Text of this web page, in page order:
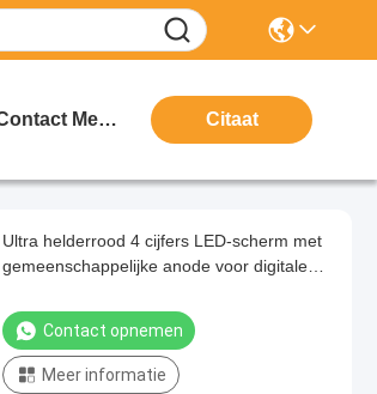
Neem Contact Met Ons Op Citaat
Ultra helderrood 4 cijfers LED-scherm met
gemeenschappelijke anode voor digitale
Contact opnemen
Meer informatie